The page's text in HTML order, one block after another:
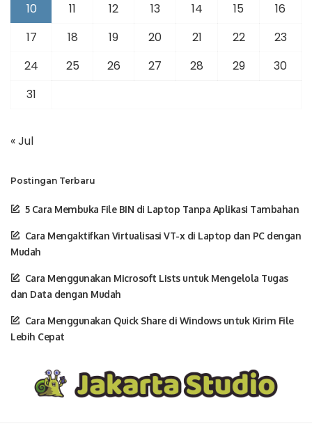
10
11 12 13 14 15
16
17
18 19 20 21 22
23
24
25 26 27 28 29
30
31
« Jul
Postingan Terbaru
5 Cara Membuka File BIN di Laptop Tanpa Aplikasi Tambahan
Cara Mengaktifkan Virtualisasi VT-x di Laptop dan PC dengan
Mudah
Cara Menggunakan Microsoft Lists untuk Mengelola Tugas
dan Data dengan Mudah
Cara Menggunakan Quick Share di Windows untuk Kirim File
Lebih Cepat